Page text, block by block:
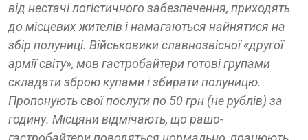
від нестачі логістичного забезпечення, приходять
до місцевих жителів і намагаються найнятися на
збір полуниці. Військовики славнозвісної «другої
армії світу», мов гастробайтери готові групами
складати зброю купами і збирати полуницю.
Пропонують свої послуги по 50 грн (не рублів) за
годину. Місцяни відмічають, що рашо-